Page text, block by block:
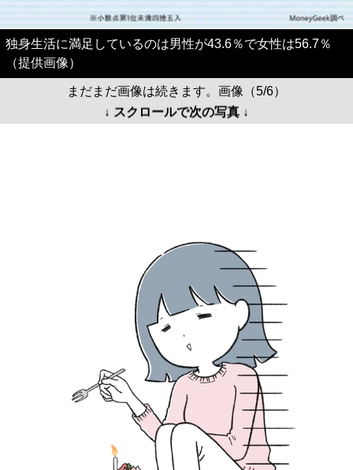
独身生活に満足しているのは男性が43.6％で女性は56.7％
（提供画像）
まだまだ画像は続きます。画像（5/6）
↓ スクロールで次の写真 ↓